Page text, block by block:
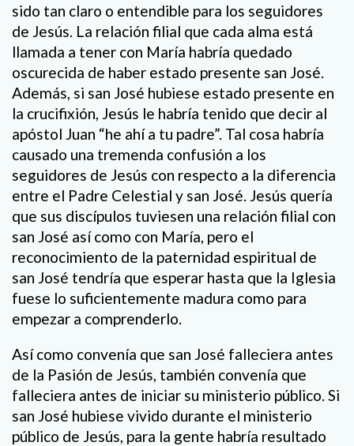
sido tan claro o entendible para los seguidores
de Jesús. La relación filial que cada alma está
llamada a tener con María habría quedado
oscurecida de haber estado presente san José.
Además, si san José hubiese estado presente en
la crucifixión, Jesús le habría tenido que decir al
apóstol Juan “he ahí a tu padre”. Tal cosa habría
causado una tremenda confusión a los
seguidores de Jesús con respecto a la diferencia
entre el Padre Celestial y san José. Jesús quería
que sus discípulos tuviesen una relación filial con
san José así como con María, pero el
reconocimiento de la paternidad espiritual de
san José tendría que esperar hasta que la Iglesia
fuese lo suficientemente madura como para
empezar a comprenderlo.
Así como convenía que san José falleciera antes
de la Pasión de Jesús, también convenía que
falleciera antes de iniciar su ministerio público. Si
san José hubiese vivido durante el ministerio
público de Jesús, para la gente habría resultado